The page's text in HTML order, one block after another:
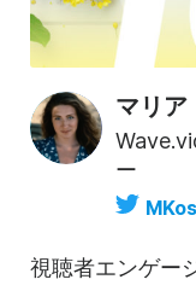
マリア
ー
視聴者エンゲー